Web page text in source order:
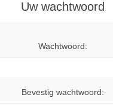
Uw wachtwoord
Wachtwoord:
Bevestig wachtwoord: